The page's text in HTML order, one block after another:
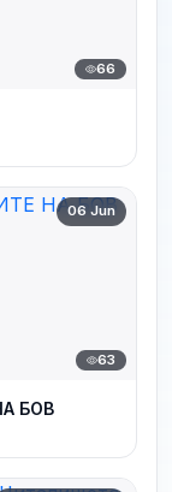
66
06 Jun
63
БОВ